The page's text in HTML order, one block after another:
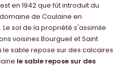
en 1942 que fût introduit du
de Coulaine en
sol de la propriété s'assimile
voisines Bourgueil et Saint
le sable repose sur des calcaires
le sable repose sur des